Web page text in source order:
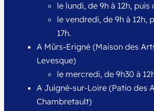
le lundi, de 9h à 12h, puis
le vendredi, de 9h à 12h,
17h.
A Mûrs-Erigné (Maison des
Levesque)
le mercredi, de 9h30 à
A Juigné-sur-Loire (Patio des
Chambretault)